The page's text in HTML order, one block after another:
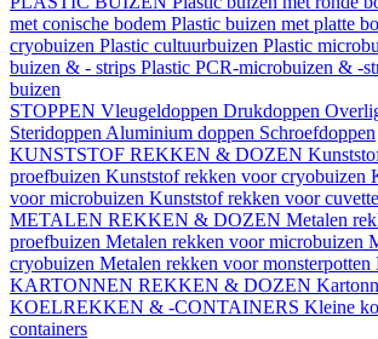
met conische bodem Plastic buizen met platte
cryobuizen Plastic cultuurbuizen Plastic
buizen & - strips Plastic PCR-microbuizen & -
buizen
STOPPEN Vleugeldoppen Drukdoppen
Steridoppen Aluminium doppen Schroefdoppen
KUNSTSTOF REKKEN & DOZEN
proefbuizen Kunststof rekken voor cryobuizen
voor microbuizen Kunststof rekken voor
METALEN REKKEN & DOZEN Metalen
proefbuizen Metalen rekken voor microbuizen
cryobuizen Metalen rekken voor monsterpotten
KARTONNEN REKKEN & DOZEN
KOELREKKEN & -CONTAINERS Kleine
containers